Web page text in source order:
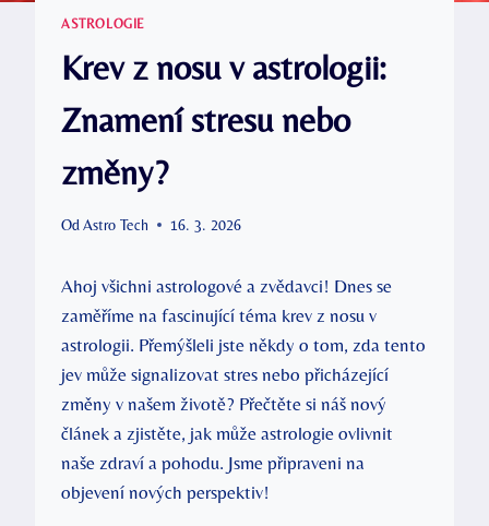
ASTROLOGIE
Krev z nosu v astrologii:
Znamení stresu nebo
změny?
Od Astro Tech 16. 3. 2026
Ahoj všichni astrologové a zvědavci! Dnes se
zaměříme na fascinující téma krev z nosu v
astrologii. Přemýšleli jste někdy o tom, zda tento
jev může signalizovat stres nebo přicházející
změny v našem životě? Přečtěte si náš nový
článek a zjistěte, jak může astrologie ovlivnit
naše zdraví a pohodu. Jsme připraveni na
objevení nových perspektiv!